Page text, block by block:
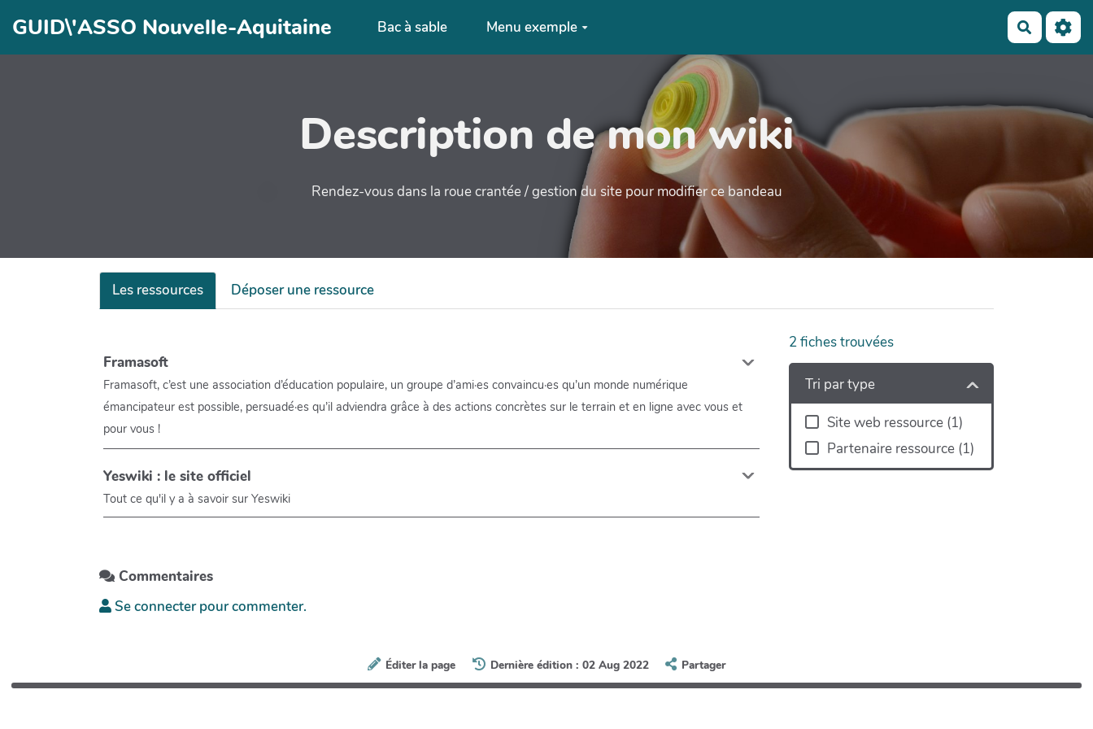
Aller au contenu principal
GUID\'ASSO Nouvelle-Aquitaine Bac à sable Menu exemple
Description de mon wiki
Rendez-vous dans la roue crantée / gestion du site pour modifier ce bandeau
Les ressources Déposer une ressource
2fiches trouvées
Tri par type
Site web ressource (1)
Partenaire ressource (1)
Framasoft
Framasoft, c’est une association d’éducation populaire, un groupe d’ami·es convaincu·es qu’un monde numérique
émancipateur est possible, persuadé·es qu’il adviendra grâce à des actions concrètes sur le terrain et en ligne avec vous et
pour vous !
Yeswiki : le site officiel
Tout ce qu'il y a à savoir sur Yeswiki
Commentaires
Se connecter pour commenter.
Éditer la page Dernière édition : 02 Aug 2022 Partager